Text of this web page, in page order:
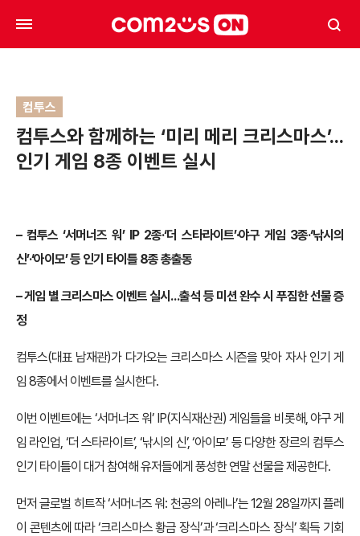
컴투스
컴투스와 함께하는 ‘미리 메리 크리스마스’…
인기 게임 8종 이벤트 실시
– 컴투스 ‘서머너즈 워’ IP 2종·‘더 스타라이트’·야구 게임 3종·‘낚시의
신’·‘아이모’ 등 인기 타이틀 8종 총출동
– 게임 별 크리스마스 이벤트 실시…출석 등 미션 완수 시 푸짐한 선물 증
정
컴투스(대표 남재관)가 다가오는 크리스마스 시즌을 맞아 자사 인기 게
임 8종에서 이벤트를 실시한다.
이번 이벤트에는 ‘서머너즈 워’ IP(지식재산권) 게임들을 비롯해, 야구 게
임 라인업, ‘더 스타라이트’, ‘낚시의 신’, ‘아이모’ 등 다양한 장르의 컴투스
인기 타이틀이 대거 참여해 유저들에게 풍성한 연말 선물을 제공한다.
먼저 글로벌 히트작 ‘서머너즈 워: 천공의 아레나’는 12월 28일까지 플레
이 콘텐츠에 따라 ‘크리스마스 황금 장식’과 ‘크리스마스 장식’ 획득 기회